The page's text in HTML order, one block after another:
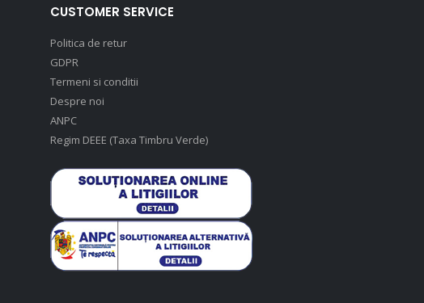
CUSTOMER SERVICE
Politica de retur
GDPR
Termeni si conditii
Despre noi
ANPC
Regim DEEE (Taxa Timbru Verde)